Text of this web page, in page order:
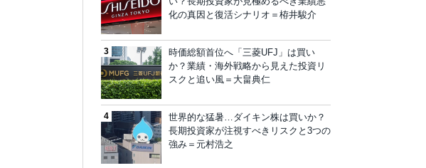
化の真因と復活シナリオ＝栫井駿介
時価総額首位へ「三菱UFJ」は買い
か？業績・海外戦略から見えた投資リ
スクと追い風＝大畠典仁
世界的な猛暑…ダイキン株は買いか？
長期投資家が注視すべきリスクと3つの
強み＝元村浩之